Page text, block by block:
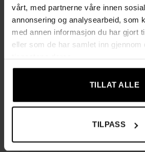
vårt, med partnerne våre innen
annonsering og analysearbeid, som
med annen informasjon du har gjort
eller som de har samlet inn gjennom
TILLAT ALLE
TILPASS
2-i-1-design:
Kombinerer løftestol
Justerbar tilting:Ryggstøtte kan
løftevinkel opptil 45°.
nakkestøtte.
Slitesterkt materiale:Kunstlær som